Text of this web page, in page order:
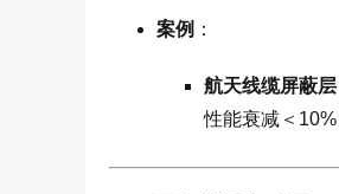
案例 ：
航天线缆屏蔽层
性能衰减＜10%